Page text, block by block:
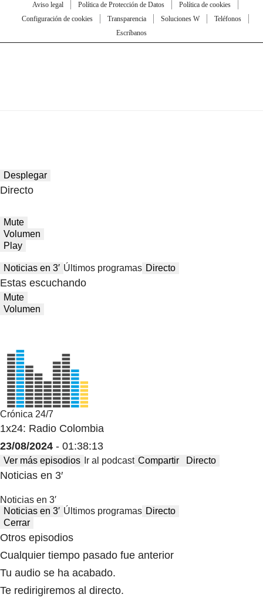
Aviso legal Política de Protección de Datos
Política de cookies
Configuración de cookies
Transparencia Soluciones W
Teléfonos
Escríbanos
Desplegar
Directo
Mute
Volumen
Play
Noticias en 3′ Últimos programas Directo
Estas escuchando
Mute
Volumen
Crónica 24/7
1x24: Radio Colombia
23/08/2024 - 01:38:13
Ver más episodios Ir al podcast Compartir Directo
Noticias en 3′
Noticias en 3′
Noticias en 3′ Últimos programas Directo
Cerrar
Otros episodios
Cualquier tiempo pasado fue anterior
Tu audio se ha acabado.
Te redirigiremos al directo.